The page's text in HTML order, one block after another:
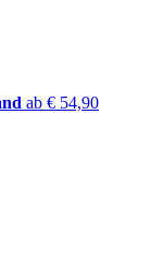
ab € 54,90